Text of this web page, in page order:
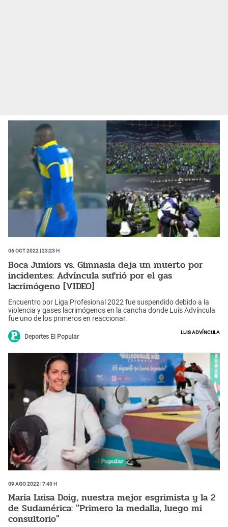
06 Oct 2022 | 23:23 h
Boca Juniors vs. Gimnasia deja un muerto por
incidentes: Advíncula sufrió por el gas
lacrimógeno [VIDEO]
Encuentro por Liga Profesional 2022 fue suspendido debido a la
violencia y gases lacrimógenos en la cancha donde Luis Advíncula
fue uno de los primeros en reaccionar.
Deportes El Popular
Luis Advíncula
09 Ago 2022 | 7:40 h
María Luisa Doig, nuestra mejor esgrimista y la 2
de Sudamérica: "Primero la medalla, luego mi
consultorio"